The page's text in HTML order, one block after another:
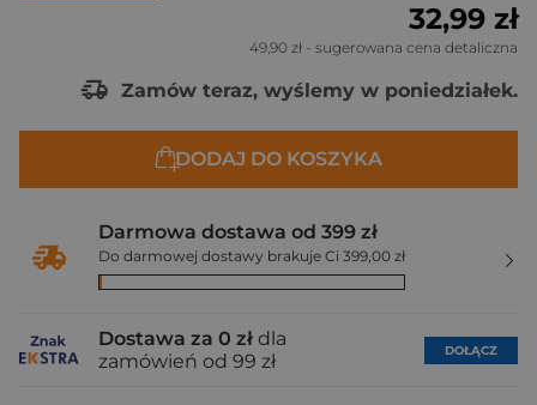
32,99 zł
49,90 zł - sugerowana cena detaliczna
Zamów teraz, wyślemy w poniedziałek.
DODAJ DO KOSZYKA
Darmowa dostawa od 399 zł
Do darmowej dostawy brakuje Ci 399,00 zł
Dostawa za 0 zł dla
zamówień od 99 zł
DOŁĄCZ